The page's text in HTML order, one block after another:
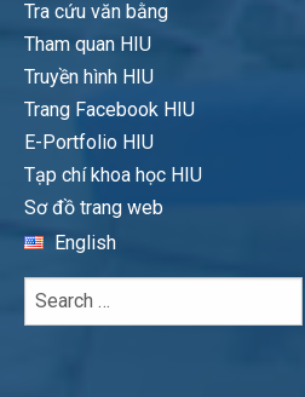
Tra cứu văn bằng
Tham quan HIU
Truyền hình HIU
Trang Facebook HIU
E-Portfolio HIU
Tạp chí khoa học HIU
Sơ đồ trang web
English